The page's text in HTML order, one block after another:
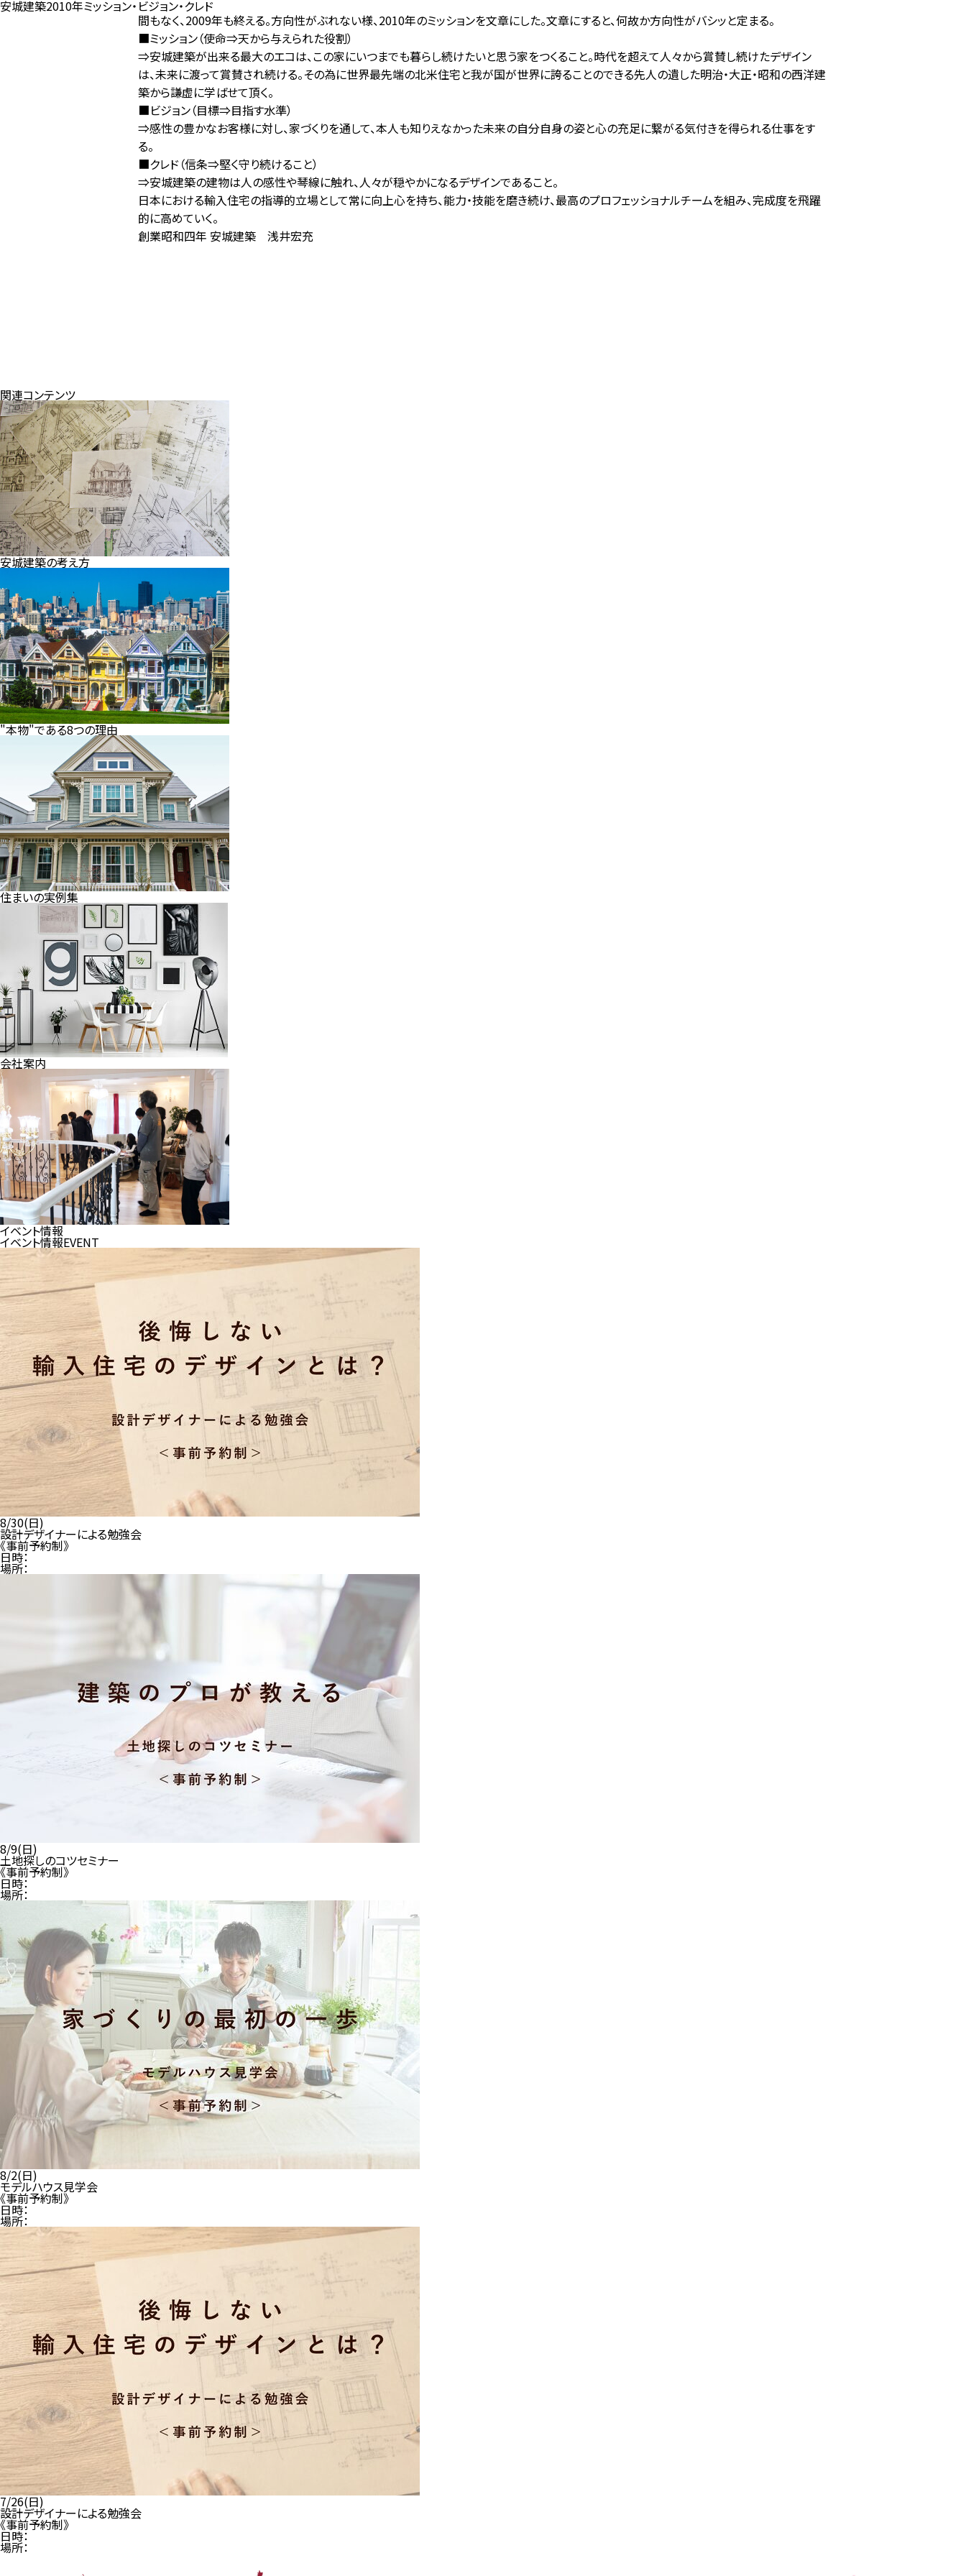
安城建築2010年ミッション・ビジョン・クレド
間もなく、2009年も終える。方向性がぶれない様、2010年のミッションを文章にした。文章にすると、何故か方向性がバシッと定まる。
■ミッション（使命⇒天から与えられた役割）
⇒安城建築が出来る最大のエコは、この家にいつまでも暮らし続けたいと思う家をつくること。時代を超えて人々から賞賛し続けたデザイン
は、未来に渡って賞賛され続ける。その為に世界最先端の北米住宅と我が国が世界に誇ることのできる先人の遺した明治・大正・昭和の西洋建
築から謙虚に学ばせて頂く。
■ビジョン（目標⇒目指す水準）
⇒感性の豊かなお客様に対し、家づくりを通して、本人も知りえなかった未来の自分自身の姿と心の充足に繋がる気付きを得られる仕事をす
る。
■クレド（信条⇒堅く守り続けること）
⇒安城建築の建物は人の感性や琴線に触れ、人々が穏やかになるデザインであること。
日本における輸入住宅の指導的立場として常に向上心を持ち、能力・技能を磨き続け、最高のプロフェッショナルチームを組み、完成度を飛躍
的に高めていく。
創業昭和四年 安城建築 浅井宏充
関連コンテンツ
安城建築の考え方
"本物"である8つの理由
住まいの実例集
会社案内
イベント情報
イベント情報EVENT
8/30(日)
設計デザイナーによる勉強会
《事前予約制》
日時：
場所：
8/9(日)
土地探しのコツセミナー
《事前予約制》
日時：
場所：
8/2(日)
モデルハウス見学会
《事前予約制》
日時：
場所：
7/26(日)
設計デザイナーによる勉強会
《事前予約制》
日時：
場所：